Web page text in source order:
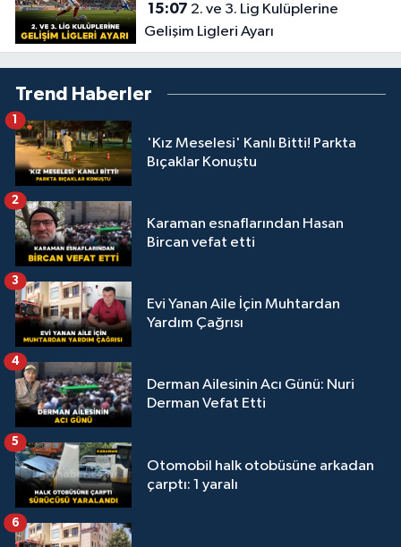
15:07
Gelişim Ligleri Ayarı
Trend Haberler
'Kız Meselesi' Kanlı Bitti! Parkta
Bıçaklar Konuştu
1
Karaman esnaflarından Hasan
Bircan vefat etti
2
Evi Yanan Aile İçin Muhtardan
Yardım Çağrısı
3
Derman Ailesinin Acı Günü: Nuri
Derman Vefat Etti
4
Otomobil halk otobüsüne arkadan
çarptı: 1 yaralı
5
6